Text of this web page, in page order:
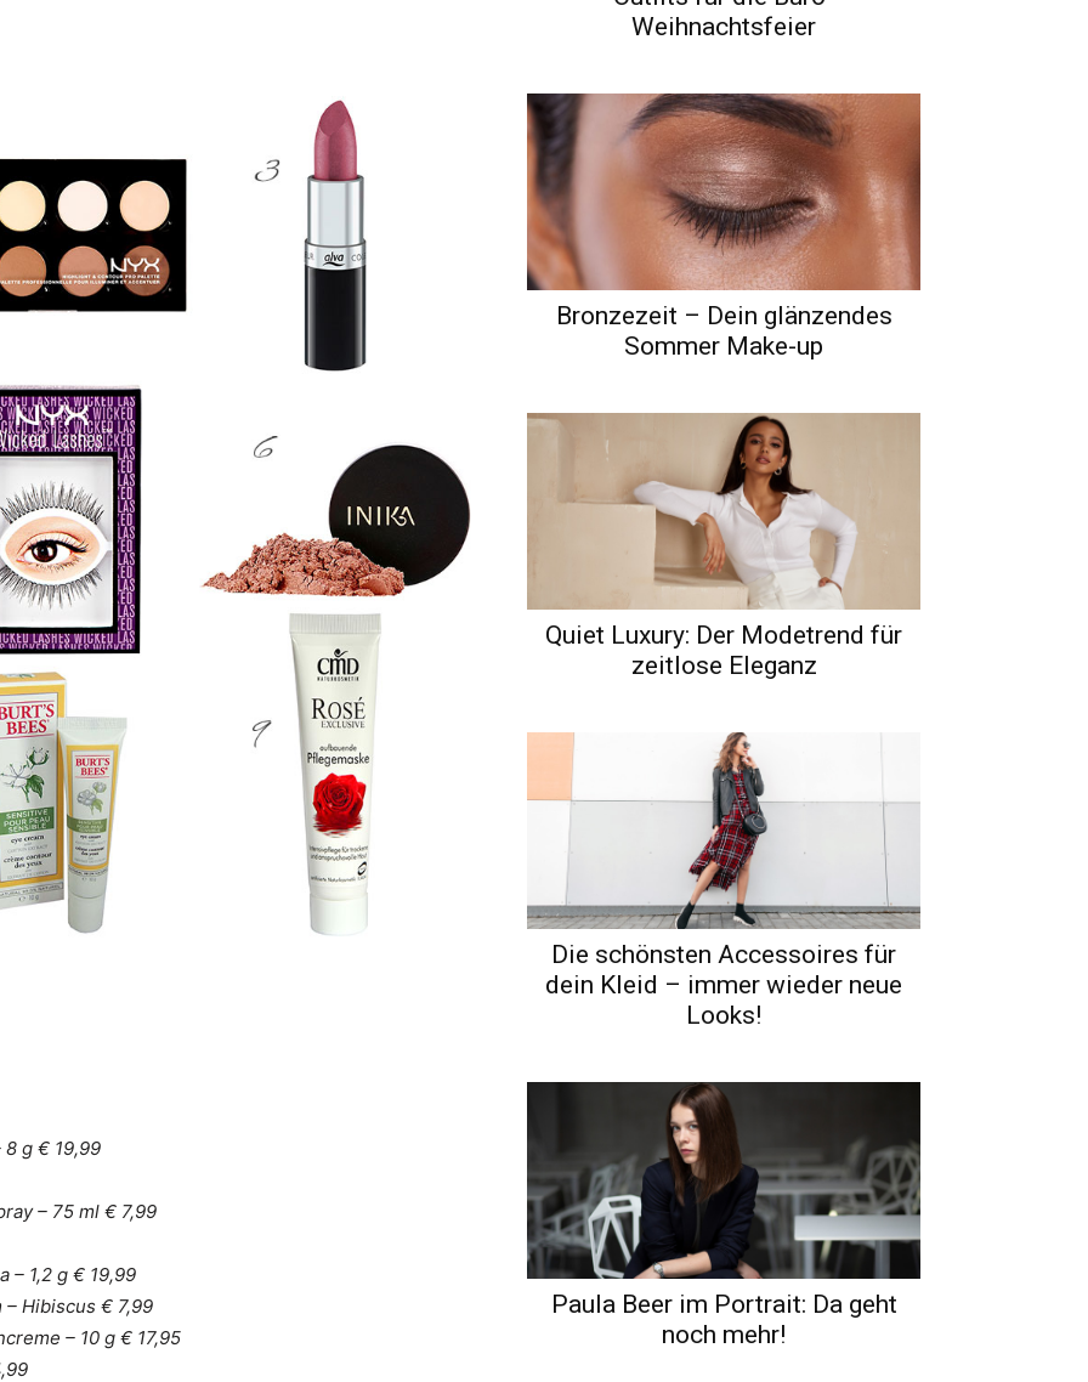
g € 19,99
– 75 ml € 7,99
– 1,2 g € 19,99
– Hibiscus € 7,99
– 10 g € 17,95
Weihnachtsfeier
Bronzezeit – Dein glänzendes
Sommer Make-up
Quiet Luxury: Der Modetrend für
zeitlose Eleganz
Die schönsten Accessoires für
dein Kleid – immer wieder neue
Looks!
Paula Beer im Portrait: Da geht
noch mehr!